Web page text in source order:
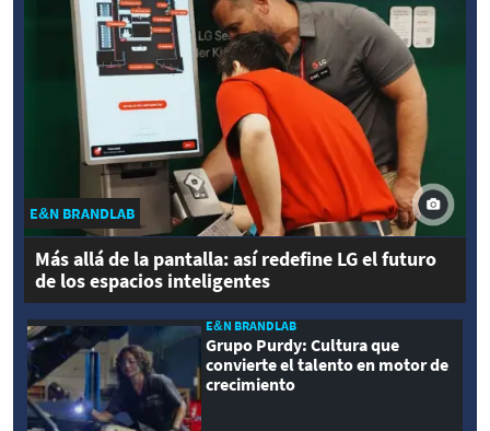
E&N BRANDLAB
Más allá de la pantalla: así redefine LG el futuro
de los espacios inteligentes
E&N BRANDLAB
Grupo Purdy: Cultura que
convierte el talento en motor de
crecimiento